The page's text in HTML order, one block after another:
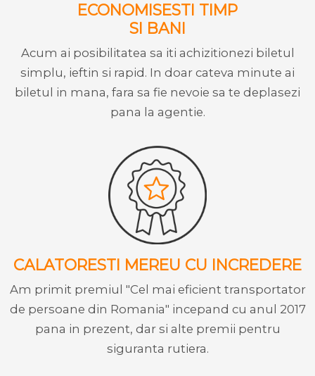
ECONOMISESTI TIMP
SI BANI
Acum ai posibilitatea sa iti achizitionezi biletul
simplu, ieftin si rapid. In doar cateva minute ai
biletul in mana, fara sa fie nevoie sa te deplasezi
pana la agentie.
CALATORESTI MEREU CU INCREDERE
Am primit premiul "Cel mai eficient transportator
de persoane din Romania" incepand cu anul 2017
pana in prezent, dar si alte premii pentru
siguranta rutiera.